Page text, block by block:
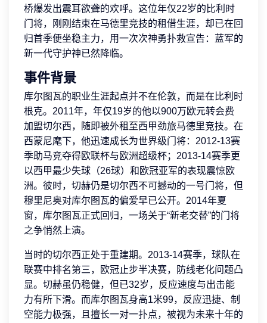
桥爆发出震耳欲聋的欢呼。这位年仅22岁的比利时
门将，刚刚结束在马德里竞技的租借生涯，却已在回
归首季便坐稳主力，用一次次神勇扑救宣告：蓝军的
新一代守护神已然降临。
事件背景
库尔图瓦的职业生涯起点并不在伦敦，而是在比利时
根克。2011年，年仅19岁的他以900万欧元转会费
加盟切尔西，随即被外租至西甲劲旅马德里竞技。在
西蒙尼麾下，他迅速成长为世界级门将：2012-13赛
季助马竞夺得欧联杯与欧洲超级杯；2013-14赛季更
以西甲最少失球（26球）和欧冠亚军的表现震惊欧
洲。彼时，切赫仍是切尔西不可撼动的一号门将，但
穆里尼奥对库尔图瓦的偏爱早已公开。2014年夏
窗，库尔图瓦正式回归，一场关于“新老交替”的门将
之争悄然上演。
当时的切尔西正处于重建期。2013-14赛季，球队在
联赛中排名第三，欧冠止步半决赛，防线老化问题凸
显。切赫虽仍稳健，但已32岁，反应速度与出击能
力有所下滑。而库尔图瓦身高1米99，反应迅捷、制
空能力极强，且擅长一对一扑点，被视为未来十年的